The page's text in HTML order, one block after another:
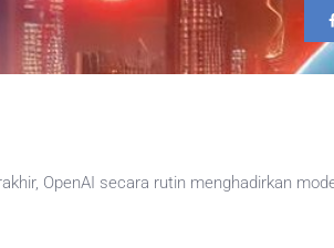
OpenAI secara rutin menghadirkan